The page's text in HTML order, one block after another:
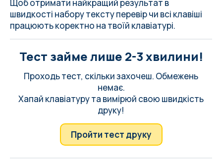
Щоб отримати найкращий результат в
швидкості набору текступеревір чи всі клавіші
працюють коректно на твоїй клавіатурі.
Тест займе лише 2-3 хвилини!
Проходь тест, скільки захочеш. Обмежень
немає.
Хапай клавіатуру та вимірюй свою швидкість
друку!
Пройти тест друку